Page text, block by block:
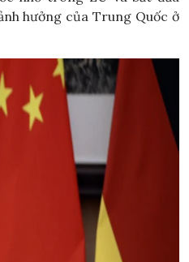
hưởng của Trung Quốc ở